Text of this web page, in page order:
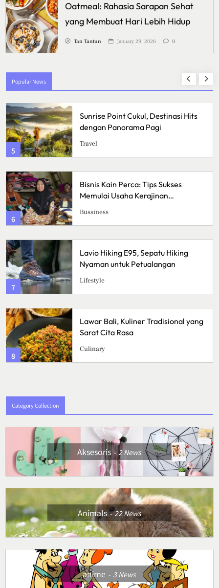
Oatmeal: Rahasia Sarapan Sehat
yang Membuat Hari Lebih Hidup
Tan Tantun January 29, 2026 0
Popular News
5
Sunrise Point Cukul, Destinasi Hits
dengan Panorama Pagi
Travel
6
Bisnis Kain Perca: Tips Sukses
Memulai Usaha Kerajinan
Bussiness
7
Lavio Hiking E95, Sepatu Hiking
Nyaman untuk Petualangan
Lifestyle
8
Lawar Bali, Kuliner Tradisional yang
Sarat Cita Rasa
Culinary
Category Collection
Aksesoris 2News
Animals 22News
anime 3News